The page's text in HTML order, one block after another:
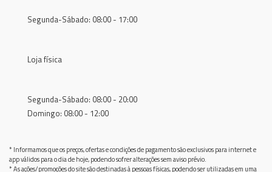
Segunda-Sábado: 08:00 - 17:00
Loja física
Segunda-Sábado: 08:00 - 20:00
Domingo: 08:00 - 12:00
* Informamos que os preços, ofertas e condições de pagamento são exclusivos para internet e
app válidos para o dia de hoje, podendo sofrer alterações sem aviso prévio.
* As ações/promoções do site são destinadas à pessoas físicas, podendo ser utilizadas em uma